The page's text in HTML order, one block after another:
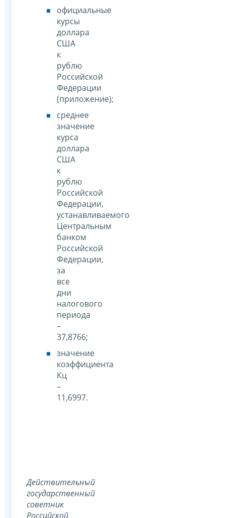
официальные
курсы
доллара
США
к
рублю
Российской
Федерации
(приложение);
среднее
значение
курса
доллара
США
к
рублю
Российской
Федерации,
устанавливаемого
Центральным
банком
Российской
Федерации,
за
все
дни
налогового
периода
–
37,8766;
значение
коэффициента
Кц
–
11,6997.
Действительный
государственный
советник
Российской